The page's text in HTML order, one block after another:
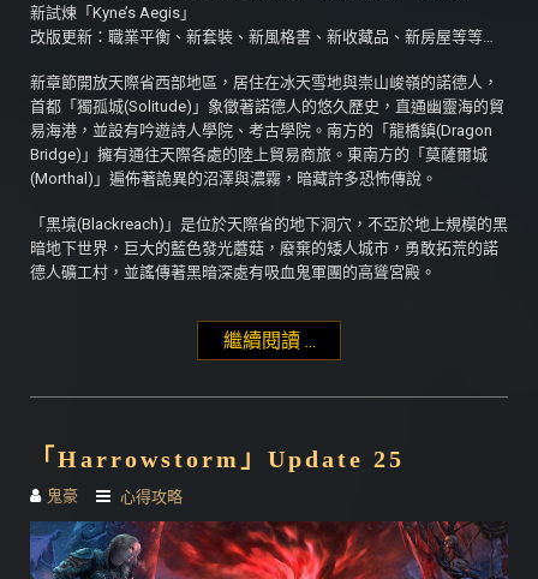
新試煉「Kyne’s Aegis」
改版更新：職業平衡、新套裝、新風格書、新收藏品、新房屋等等…
新章節開放天際省西部地區，居住在冰天雪地與崇山峻嶺的諾德人，
首都「獨孤城(Solitude)」象徵著諾德人的悠久歷史，直通幽靈海的貿
易海港，並設有吟遊詩人學院、考古學院。南方的「龍橋鎮(Dragon
Bridge)」擁有通往天際各處的陸上貿易商旅。東南方的「莫薩爾城
(Morthal)」遍佈著詭異的沼澤與濃霧，暗藏許多恐怖傳說。
「黑境(Blackreach)」是位於天際省的地下洞穴，不亞於地上規模的黑
暗地下世界，巨大的藍色發光蘑菇，廢棄的矮人城市，勇敢拓荒的諾
德人礦工村，並謠傳著黑暗深處有吸血鬼軍團的高聳宮殿。
繼續閱讀 ...
「Harrowstorm」Update 25
鬼豪 心得攻略